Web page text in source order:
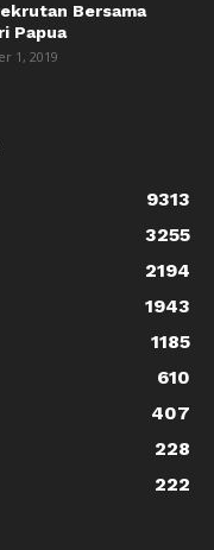
Bersama
Papua
1, 2019
9313
3255
2194
1943
1185
610
407
228
222